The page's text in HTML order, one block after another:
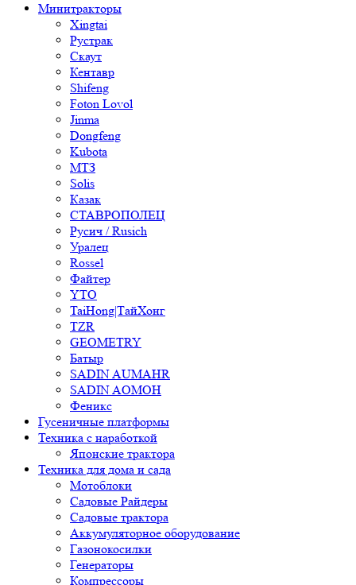
Минитракторы
Xingtai
Рустрак
Скаут
Кентавр
Shifeng
Foton Lovol
Jinma
Dongfeng
Kubota
МТЗ
Solis
Казак
СТАВРОПОЛЕЦ
Русич / Rusich
Уралец
Rossel
Файтер
YTO
TaiHong|ТайХонг
TZR
GEOMETRY
Батыр
SADIN AUMAHR
SADIN AOMOH
Феникс
Гусеничные платформы
Техника с наработкой
Японские трактора
Техника для дома и сада
Мотоблоки
Садовые Райдеры
Садовые трактора
Аккумуляторное оборудование
Газонокосилки
Генераторы
Компрессоры